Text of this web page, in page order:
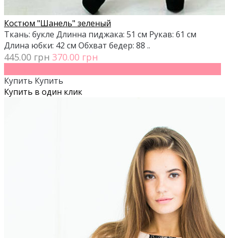
Костюм "Шанель" зеленый
Ткань: букле Длинна пиджака: 51 см Рукав: 61 см
Длина юбки: 42 см Обхват бедер: 88 ..
445.00 грн 370.00 грн
Купить Купить
Купить в один клик